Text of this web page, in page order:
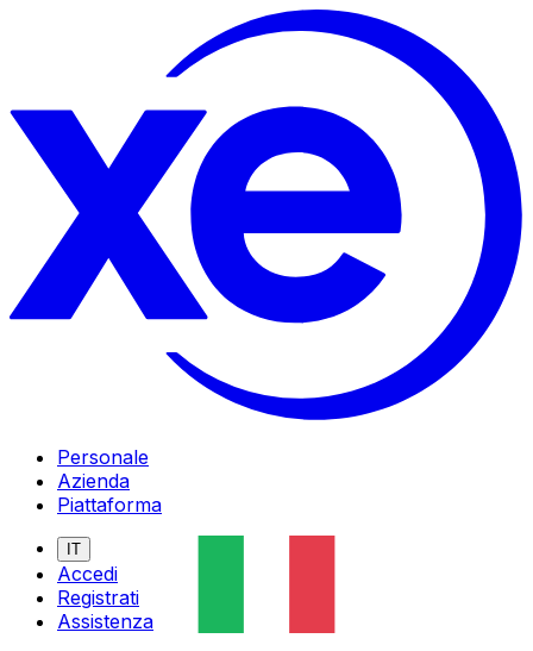
Personale
Azienda
Piattaforma
IT
Accedi
Registrati
Assistenza